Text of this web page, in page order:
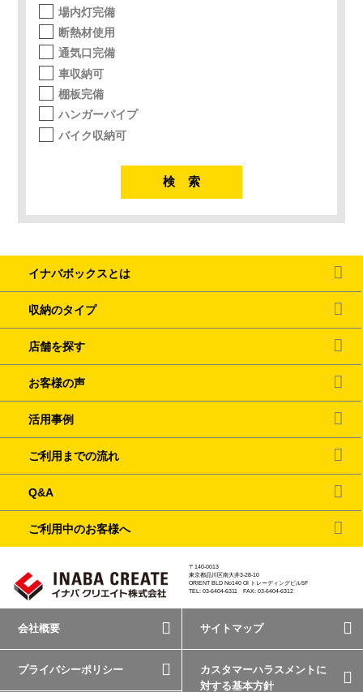
場内灯完備
断熱材使用
通気口完備
車収納可
棚板完備
ハンガーパイプ
バイク収納可
イナバボックスとは
収納のタイプ
店舗を探す
お客様の声
活用事例
ご利用までの流れ
Q&A
ご利用中のお客様へ
〒140-0013
東京都品川区南大井3-28-10
ORIENT BLD No140 OI トレーディングビル5F
TEL: 03-6404-6311 FAX: 03-6404-6312
会社概要 サイトマップ
プライバシーポリシー
カスタマーハラスメントに
対する基本方針